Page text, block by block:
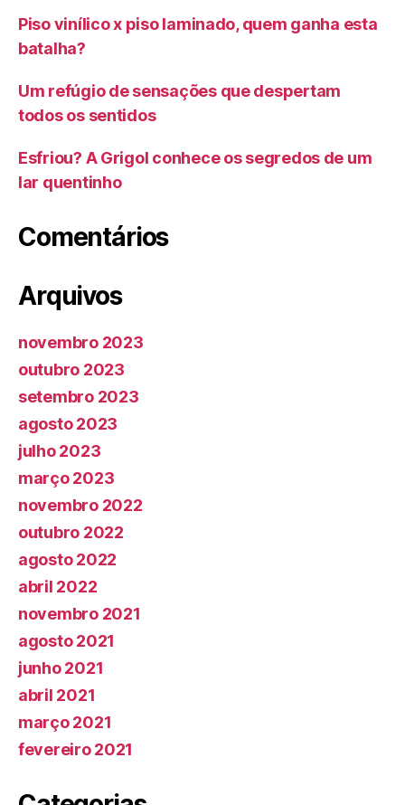
Piso vinílico x piso laminado, quem ganha esta
batalha?
Um refúgio de sensações que despertam
todos os sentidos
Esfriou? A Grigol conhece os segredos de um
lar quentinho
Comentários
Arquivos
novembro 2023
outubro 2023
setembro 2023
agosto 2023
julho 2023
março 2023
novembro 2022
outubro 2022
agosto 2022
abril 2022
novembro 2021
agosto 2021
junho 2021
abril 2021
março 2021
fevereiro 2021